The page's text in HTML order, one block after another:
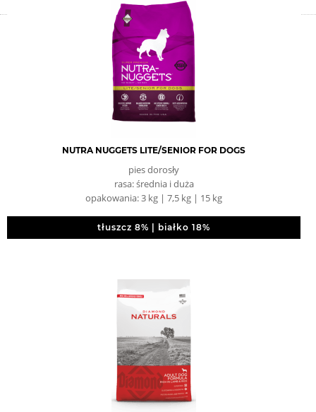
NUTRA NUGGETS LITE/SENIOR FOR DOGS
pies dorosły
rasa: średnia i duża
opakowania: 3 kg | 7,5 kg | 15 kg
tłuszcz 8% | białko 18%